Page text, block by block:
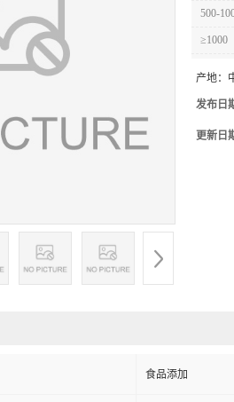
500-
≥1000
产地：
发布日
更新日
食品添加